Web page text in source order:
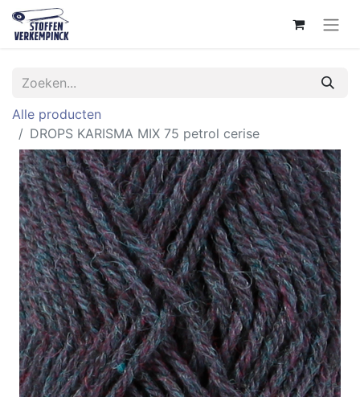
Alle producten
DROPS KARISMA MIX 75 petrol cerise